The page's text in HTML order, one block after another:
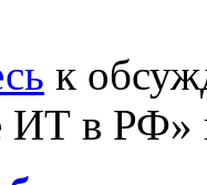
к
ИТ в РФ»